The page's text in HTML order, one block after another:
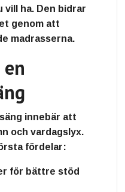
vill ha. Den bidrar
genom att
madrasserna.
innebär att
och vardagslyx.
fördelar:
för bättre stöd